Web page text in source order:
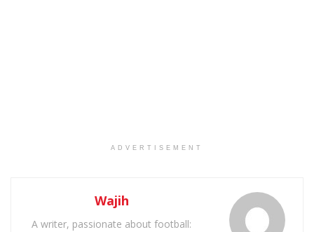
ADVERTISEMENT
Wajih
A writer, passionate about football: